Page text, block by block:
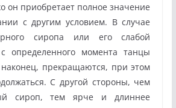
он приобретает полное значение
с другим условием. В случае
сиропа или его слабой
определенного момента танцы
прекращаются, при этом
С другой стороны, чем
сироп, тем ярче и длиннее